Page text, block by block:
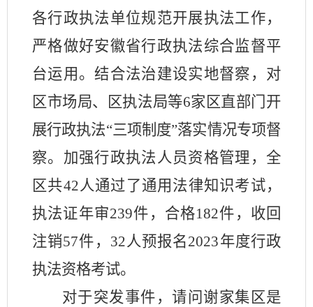
各行政执法单位规范开展执法工作，
严格做好安徽省行政执法综合监督平
台运用。结合法治建设实地督察， 对
区市场局、区执法局等6家区直部门开
展行政执法“三项制度”落实情况专项督
察。 加强行政执法人员资格管理，全
区共42人通过了通用法律知识考试，
执法证年审239件，合格182件，收回
注销57件，32人预报名2023年度行政
执法资格考试。
对于突发事件，请问谢家集区是